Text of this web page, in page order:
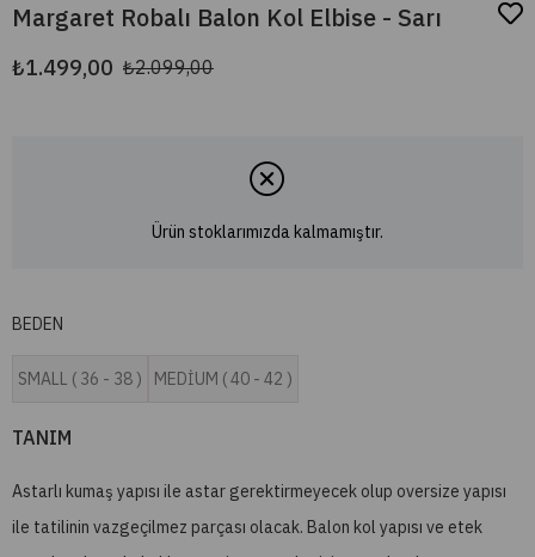
Margaret Robalı Balon Kol Elbise - Sarı
₺2.099,00
₺1.499,00
Ürün stoklarımızda kalmamıştır.
BEDEN
SMALL ( 36 - 38 ) MEDİUM ( 40 - 42 )
TANIM
Astarlı kumaş yapısı ile astar gerektirmeyecek olup oversize yapısı
ile tatilinin vazgeçilmez parçası olacak. Balon kol yapısı ve etek